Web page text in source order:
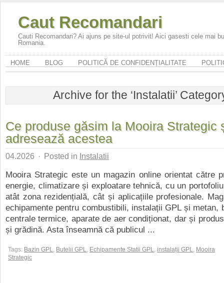
Caut Recomandari
Cauti Recomandari? Ai ajuns pe site-ul potrivit! Aici gasesti cele mai
Romania.
HOME BLOG POLITICĂ DE CONFIDENȚIALITATE
Archive for the ‘Instalatii’
Ce produse găsim la Mooira Strategic
adresează acestea
04.2026 · Posted in Instalatii
Mooira Strategic este un magazin online orientat către
energie, climatizare și exploatare tehnică, cu un
atât zona rezidențială, cât și aplicațiile profesionale.
echipamente pentru combustibili, instalații GPL și metan,
centrale termice, aparate de aer condiționat, dar și
și grădină. Asta înseamnă că publicul ...
Tags: Bazin GPL, Butelii GPL, Echipamente Statii GPL, instalații GPL, Mooira
Strategic